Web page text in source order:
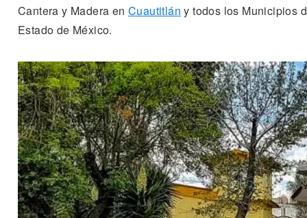
Cantera y Madera en Cuautitlán y todos los Municipios
Estado de México.